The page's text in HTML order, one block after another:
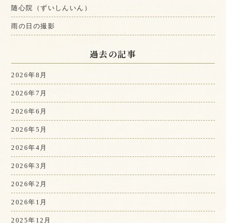
随心院（ずいしんいん）
雨の日の撮影
過去の記事
2026年8月
2026年7月
2026年6月
2026年5月
2026年4月
2026年3月
2026年2月
2026年1月
2025年12月